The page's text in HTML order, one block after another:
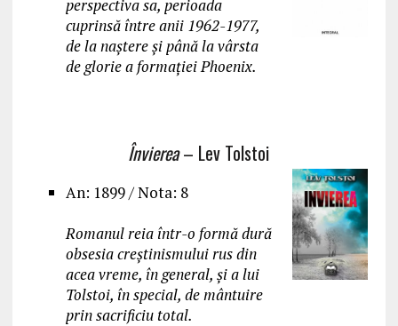
perspectiva sa, perioada
cuprinsă între anii 1962-1977,
de la naștere și până la vârsta
de glorie a formației Phoenix.
Învierea– Lev Tolstoi
An: 1899 / Nota: 8
Romanul reia într-o formă dură
obsesia creștinismului rus din
acea vreme, în general, și a lui
Tolstoi, în special, de mântuire
prin sacrificiu total.